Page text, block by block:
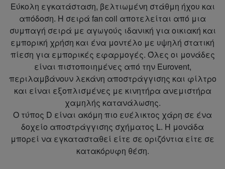
Εύκολη εγκατάσταση, βελτιωμένη στάθμη ήχου και
απόδοση. Η σειρά fan coil αποτελείται από μια
συμπαγή σειρά με αγωγούς ιδανική για οικιακή και
εμπορική χρήση και ένα μοντέλο με υψηλή στατική
πίεση για εμπορικές εφαρμογές. Όλες οι μονάδες
είναι πιστοποιημένες από την Eurovent,
περιλαμβάνουν λεκάνη αποστράγγισης και φίλτρο
και είναι εξοπλισμένες με κινητήρα ανεμιστήρα
χαμηλής κατανάλωσης.
Ο τύπος D είναι ακόμη πιο ευέλικτος χάρη σε ένα
δοχείο αποστράγγισης σχήματος L. Η μονάδα
μπορεί να εγκατασταθεί είτε σε οριζόντια είτε σε
κατακόρυφη θέση.